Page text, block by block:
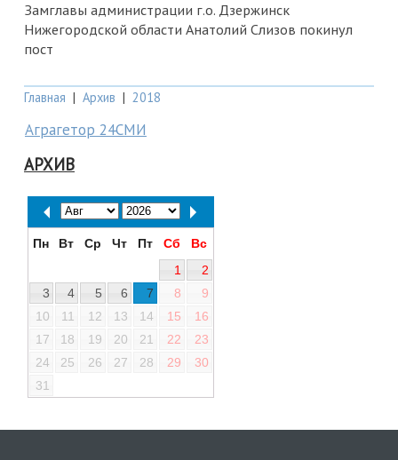
Замглавы администрации г.о. Дзержинск
Нижегородской области Анатолий Слизов покинул
пост
Главная | Архив | 2018
Аграгетор 24СМИ
АРХИВ
Пн Вт Ср Чт Пт Сб
Вс
1
2
3
4 5 6 7 8
9
10
11 12 13 14 15
16
17
18 19 20 21 22
23
24
25 26 27 28 29
30
31